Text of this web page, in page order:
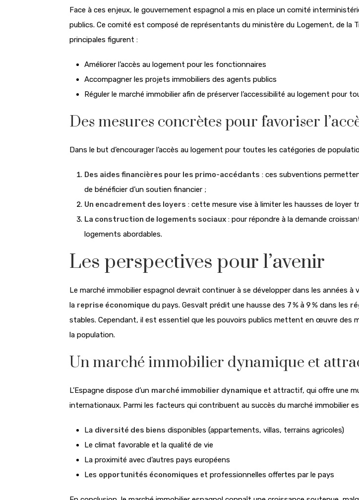
Face à ces enjeux, le gouvernement espagnol a mis en place un comité
publics. Ce comité est composé de représentants du ministère du Logement, de la
principales figurent :
Améliorer l’accès au logement pour les fonctionnaires
Accompagner les projets immobiliers des agents publics
Réguler le marché immobilier afin de préserver l’accessibilité au logement pour
Des mesures concrètes pour favoriser
Dans le but d’encourager l’accès au logement pour toutes les catégories de
Des aides financières pour les primo-accédants : ces subventions
de bénéficier d’un soutien financier ;
Un encadrement des loyers : cette mesure vise à limiter les hausses de
La construction de logements sociaux : pour répondre à la demande
logements abordables.
Les perspectives pour l’avenir
Le marché immobilier espagnol devrait continuer à se développer dans les années
la reprise économique du pays. Gesvalt prédit une hausse des 7 % à 9 % dans les
stables. Cependant, il est essentiel que les pouvoirs publics mettent en œuvre des
la population.
Un marché immobilier dynamique et
L’Espagne dispose d’un marché immobilier dynamique et attractif, qui offre une
internationaux. Parmi les facteurs qui contribuent au succès du marché immobilier
La diversité des biens disponibles (appartements, villas, terrains agricoles)
Le climat favorable et la qualité de vie
La proximité avec d’autres pays européens
Les opportunités économiques et professionnelles offertes par le pays